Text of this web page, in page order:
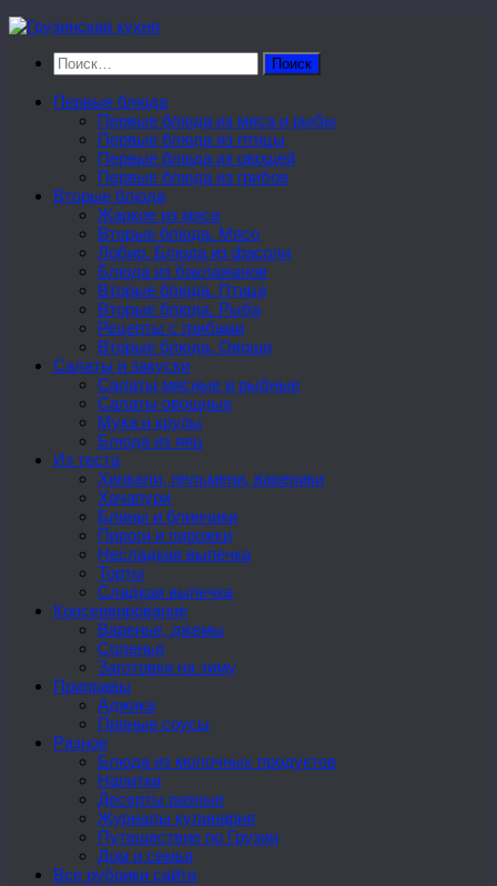
Перейти
содержимому
Найти:
Первые блюда
Первые блюда из мяса и рыбы
Первые блюда из птицы
Первые блюда из овощей
Первые блюда из грибов
Вторые блюда
Жаркое из мяса
Вторые блюда. Мясо
Лобио. Блюда из фасоли
Блюда из баклажанов
Вторые блюда. Птица
Вторые блюда. Рыба
Рецепты с грибами
Вторые блюда. Овощи
Салаты и закуски
Салаты мясные и рыбные
Салаты овощные
Мука и крупы
Блюда из яиц
Из теста
Хинкали, пельмени, вареники
Хачапури
Блины и блинчики
Пироги и пирожки
Несладкая выпечка
Торты
Сладкая выпечка
Консервирование
Варенье, джемы
Соленья
Заготовки на зиму
Приправы
Аджика
Пряные соусы
Разное
Блюда из молочных продуктов
Напитки
Десерты разные
Журналы кулинария
Путешествие по Грузии
Дом и семья
Все рубрики сайта